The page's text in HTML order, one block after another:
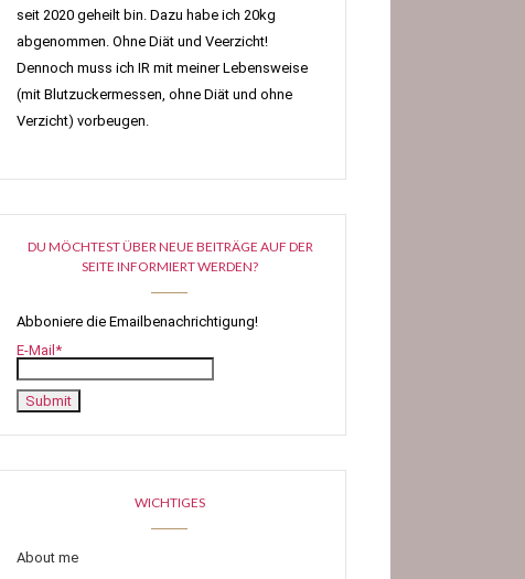
seit 2020 geheilt bin. Dazu habe ich 20kg
abgenommen. Ohne Diät und Veerzicht!
Dennoch muss ich IR mit meiner Lebensweise
(mit Blutzuckermessen, ohne Diät und ohne
Verzicht) vorbeugen.
DU MÖCHTEST ÜBER NEUE BEITRÄGE AUF DER
SEITE INFORMIERT WERDEN?
Abboniere die Emailbenachrichtigung!
E-Mail*
WICHTIGES
About me